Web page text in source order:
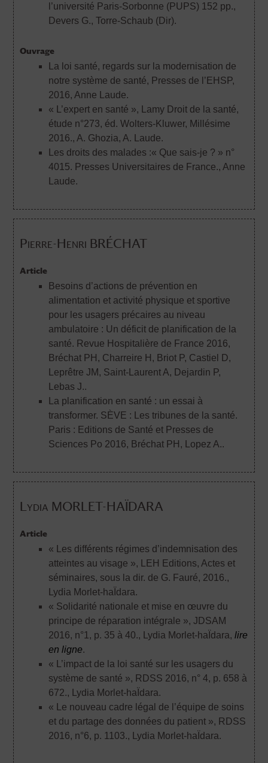
l’université Paris-Sorbonne (PUPS) 152 pp.,
Devers G., Torre-Schaub (Dir).
Ouvrage
La loi santé, regards sur la modernisation de
notre système de santé, Presses de l’EHSP,
2016, Anne Laude.
« L’expert en santé », Lamy Droit de la santé,
étude n°273, éd. Wolters-Kluwer, Millésime
2016., A. Ghozia, A. Laude.
Les droits des malades :« Que sais-je ? » n°
4015. Presses Universitaires de France., Anne
Laude.
Pierre-Henri BRÉCHAT
Article
Besoins d’actions de prévention en
alimentation et activité physique et sportive
pour les usagers précaires au niveau
ambulatoire : Un déficit de planification de la
santé. Revue Hospitalière de France 2016,
Bréchat PH, Charreire H, Briot P, Castiel D,
Leprêtre JM, Saint-Laurent A, Dejardin P,
Lebas J..
La planification en santé : un essai à
transformer. SÈVE : Les tribunes de la santé.
Paris : Editions de Santé et Presses de
Sciences Po 2016, Bréchat PH, Lopez A..
Lydia MORLET-HAÏDARA
Article
« Les différents régimes d’indemnisation des
atteintes au visage », LEH Editions, Actes et
séminaires, sous la dir. de G. Fauré, 2016.,
Lydia Morlet-haÏdara.
« Solidarité nationale et mise en œuvre du
principe de réparation intégrale », JDSAM
2016, n°1, p. 35 à 40., Lydia Morlet-haÏdara,lire
en ligne.
« L’impact de la loi santé sur les usagers du
système de santé », RDSS 2016, n° 4, p. 658 à
672., Lydia Morlet-haÏdara.
« Le nouveau cadre légal de l’équipe de soins
et du partage des données du patient », RDSS
2016, n°6, p. 1103., Lydia Morlet-haÏdara.